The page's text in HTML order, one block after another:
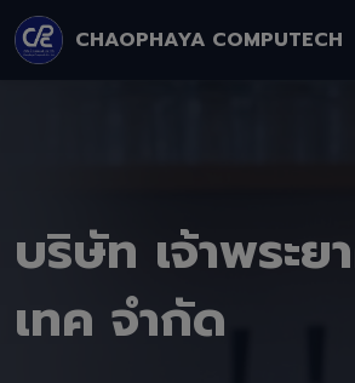
CHAOPHAYA COMPUTECH
บริษัท เจ้าพระ
เทค จำกัด